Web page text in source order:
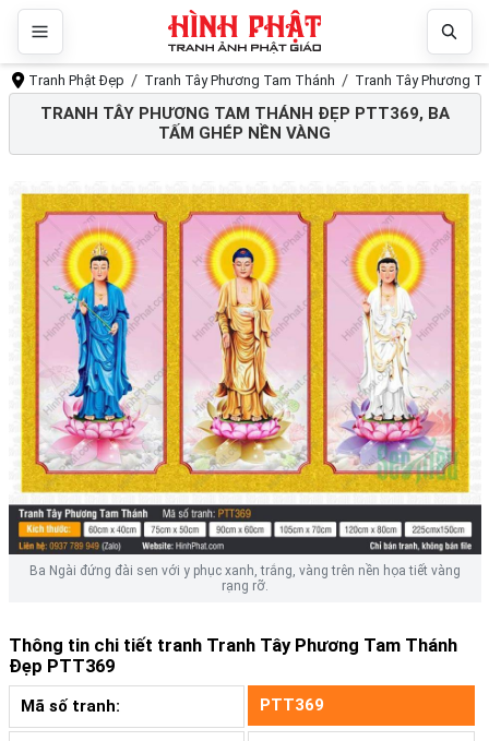
Tranh Phật Đẹp Tranh Tây Phương Tam Thánh Tranh Tây Phương
TRANH TÂY PHƯƠNG TAM THÁNH ĐẸP PTT369, BA
TẤM GHÉP NỀN VÀNG
Ba Ngài đứng đài sen với y phục xanh, trắng, vàng trên nền họa tiết vàng
rạng rỡ.
Thông tin chi tiết tranh Tranh Tây Phương Tam Thánh
Đẹp PTT369
Mã số tranh: PTT369